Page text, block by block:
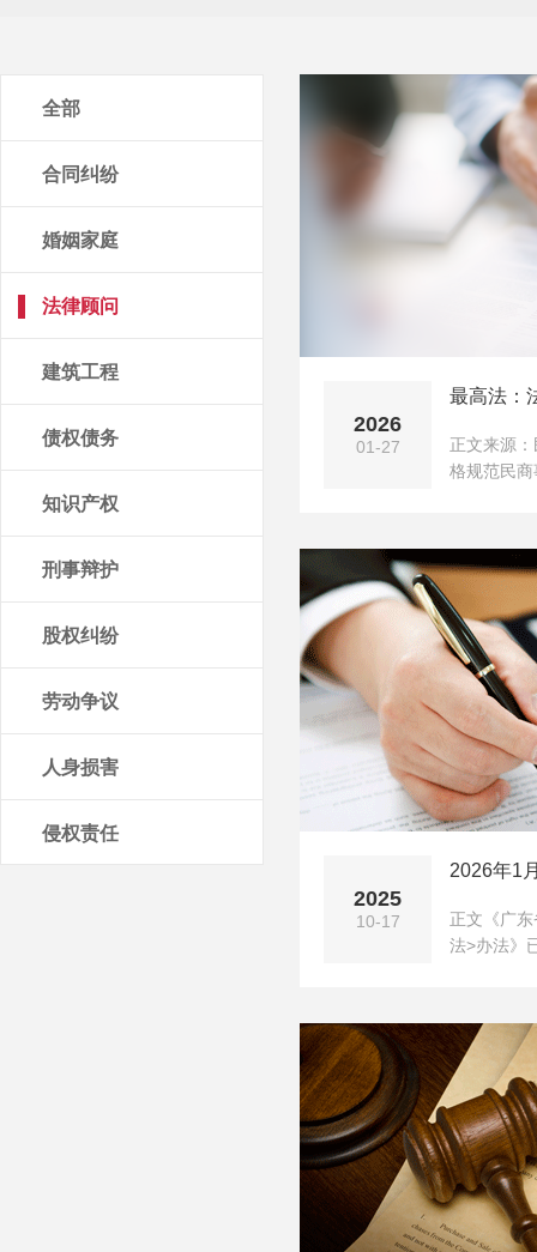
全部
合同纠纷
婚姻家庭
法律顾问
建筑工程
债权债务
知识产权
刑事辩护
股权纠纷
劳动争议
人身损害
侵权责任
2026
01-27
最高法：
正文来源
格规范民
2025
10-17
2026年1
正文《广
法>办法》